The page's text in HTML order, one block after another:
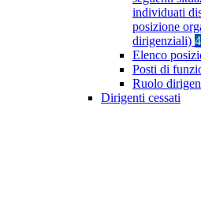
individuati
posizione
dirigenziali) 4
Elenco
Posti di
Ruolo
Dirigenti cessati